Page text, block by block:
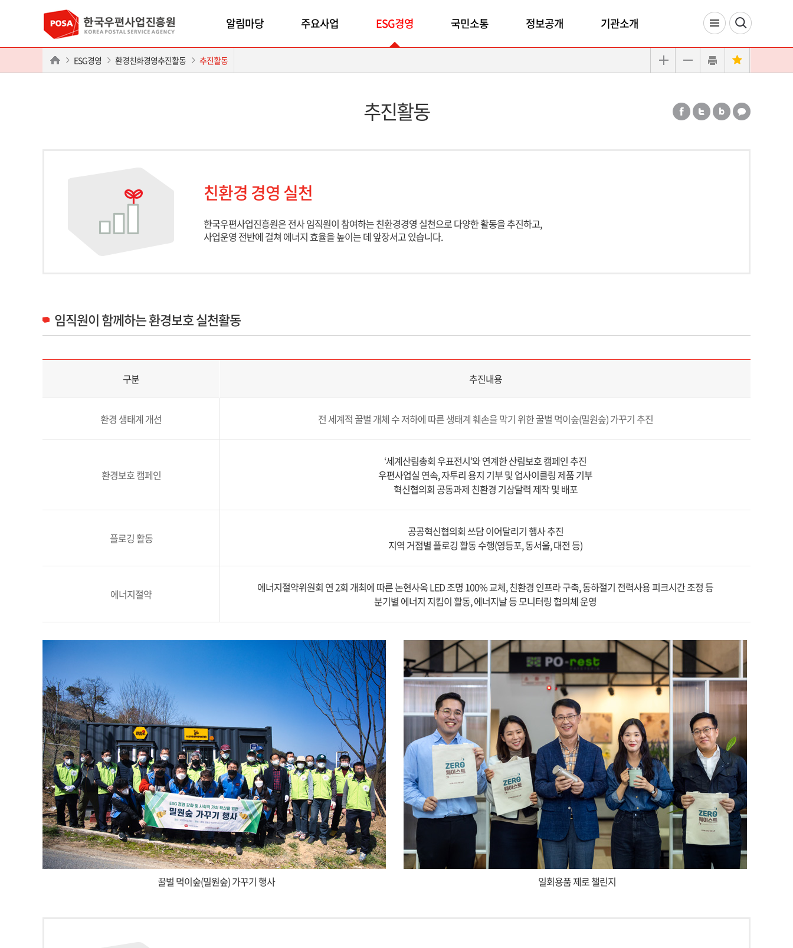
알림마당 주요사업 ESG경영 국민소통 정보공개 기관소개
ESG경영 환경친화경영추진활동 추진활동
추진활동
친환경 경영 실천
한국우편사업진흥원은 전사 임직원이 참여하는 친환경경영 실천으로 다양한 활동을 추진하고,
사업운영 전반에 걸쳐 에너지 효율을 높이는 데 앞장서고 있습니다.
임직원이 함께하는 환경보호 실천활동
임직원 환경보호 실천활동 구분 및 추진내용 정보 제공
구분 추진내용
환경 생태계 개선 전 세계적 꿀벌 개체 수 저하에 따른 생태계 훼손을 막기 위한 꿀벌 먹이숲(밀원숲) 가꾸기 추진
환경보호 캠페인
‘세계산림총회 우표전시’와 연계한 산림보호 캠페인 추진
우편사업실 연속, 자투리 용지 기부 및 업사이클링 제품 기부
혁신협의회 공동과제 친환경 기상달력 제작 및 배포
플로깅 활동
공공혁신협의회 쓰담 이어달리기 행사 추진
지역 거점별 플로깅 활동 수행(영등포, 동서울, 대전 등)
에너지절약
에너지절약위원회 연 2회 개최에 따른 논현사옥 LED 조명 100% 교체, 친환경 인프라 구축, 동하절기 전력사용 피크시간 조정 등
분기별 에너지 지킴이 활동, 에너지날 등 모니터링 협의체 운영
꿀벌 먹이숲(밀원숲) 가꾸기 행사 일회용품 제로 챌린지